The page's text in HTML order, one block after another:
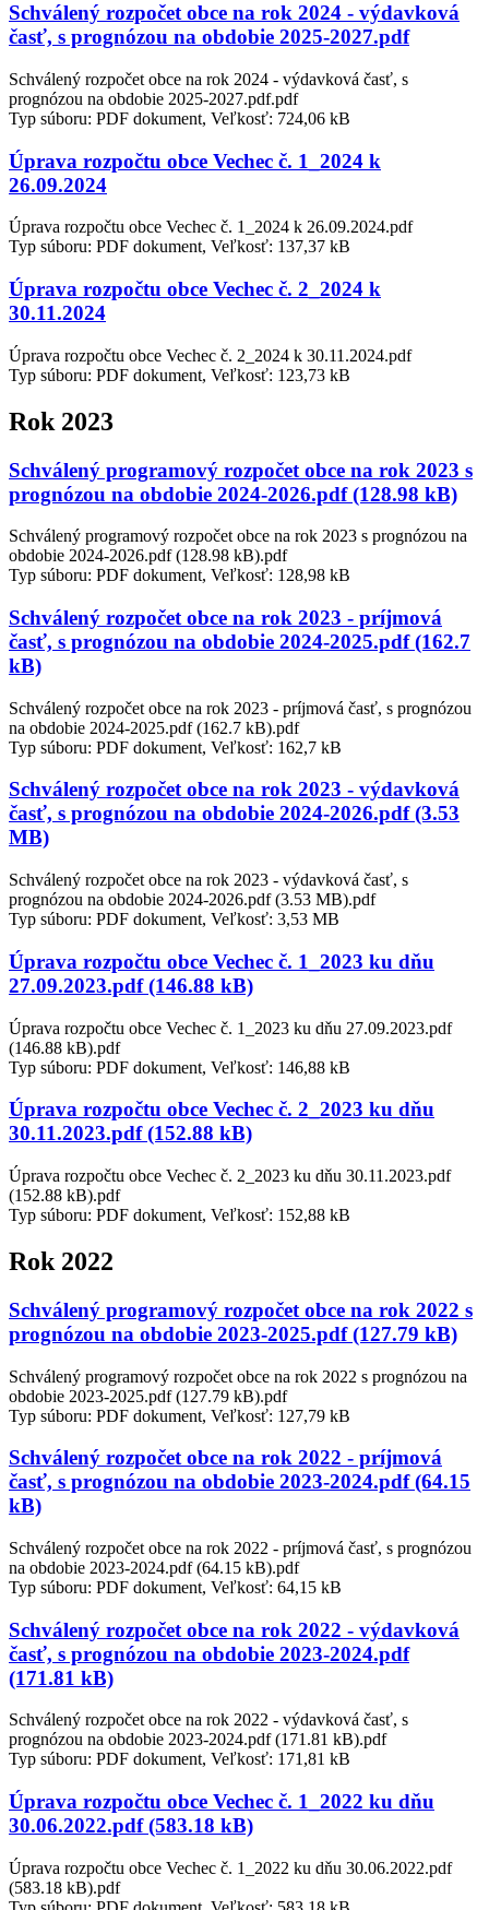
Schválený rozpočet obce na rok 2024 - výdavková
časť, s prognózou na obdobie 2025-2027.pdf
Schválený rozpočet obce na rok 2024 - výdavková časť, s
prognózou na obdobie 2025-2027.pdf.pdf
Typ súboru: PDF dokument, Veľkosť: 724,06 kB
Úprava rozpočtu obce Vechec č. 1_2024 k
26.09.2024
Úprava rozpočtu obce Vechec č. 1_2024 k 26.09.2024.pdf
Typ súboru: PDF dokument, Veľkosť: 137,37 kB
Úprava rozpočtu obce Vechec č. 2_2024 k
30.11.2024
Úprava rozpočtu obce Vechec č. 2_2024 k 30.11.2024.pdf
Typ súboru: PDF dokument, Veľkosť: 123,73 kB
Rok 2023
Schválený programový rozpočet obce na rok 2023 s
prognózou na obdobie 2024-2026.pdf (128.98 kB)
Schválený programový rozpočet obce na rok 2023 s prognózou na
obdobie 2024-2026.pdf (128.98 kB).pdf
Typ súboru: PDF dokument, Veľkosť: 128,98 kB
Schválený rozpočet obce na rok 2023 - príjmová
časť, s prognózou na obdobie 2024-2025.pdf (162.7
kB)
Schválený rozpočet obce na rok 2023 - príjmová časť, s prognózou
na obdobie 2024-2025.pdf (162.7 kB).pdf
Typ súboru: PDF dokument, Veľkosť: 162,7 kB
Schválený rozpočet obce na rok 2023 - výdavková
časť, s prognózou na obdobie 2024-2026.pdf (3.53
MB)
Schválený rozpočet obce na rok 2023 - výdavková časť, s
prognózou na obdobie 2024-2026.pdf (3.53 MB).pdf
Typ súboru: PDF dokument, Veľkosť: 3,53 MB
Úprava rozpočtu obce Vechec č. 1_2023 ku dňu
27.09.2023.pdf (146.88 kB)
Úprava rozpočtu obce Vechec č. 1_2023 ku dňu 27.09.2023.pdf
(146.88 kB).pdf
Typ súboru: PDF dokument, Veľkosť: 146,88 kB
Úprava rozpočtu obce Vechec č. 2_2023 ku dňu
30.11.2023.pdf (152.88 kB)
Úprava rozpočtu obce Vechec č. 2_2023 ku dňu 30.11.2023.pdf
(152.88 kB).pdf
Typ súboru: PDF dokument, Veľkosť: 152,88 kB
Rok 2022
Schválený programový rozpočet obce na rok 2022 s
prognózou na obdobie 2023-2025.pdf (127.79 kB)
Schválený programový rozpočet obce na rok 2022 s prognózou na
obdobie 2023-2025.pdf (127.79 kB).pdf
Typ súboru: PDF dokument, Veľkosť: 127,79 kB
Schválený rozpočet obce na rok 2022 - príjmová
časť, s prognózou na obdobie 2023-2024.pdf (64.15
kB)
Schválený rozpočet obce na rok 2022 - príjmová časť, s prognózou
na obdobie 2023-2024.pdf (64.15 kB).pdf
Typ súboru: PDF dokument, Veľkosť: 64,15 kB
Schválený rozpočet obce na rok 2022 - výdavková
časť, s prognózou na obdobie 2023-2024.pdf
(171.81 kB)
Schválený rozpočet obce na rok 2022 - výdavková časť, s
prognózou na obdobie 2023-2024.pdf (171.81 kB).pdf
Typ súboru: PDF dokument, Veľkosť: 171,81 kB
Úprava rozpočtu obce Vechec č. 1_2022 ku dňu
30.06.2022.pdf (583.18 kB)
Úprava rozpočtu obce Vechec č. 1_2022 ku dňu 30.06.2022.pdf
(583.18 kB).pdf